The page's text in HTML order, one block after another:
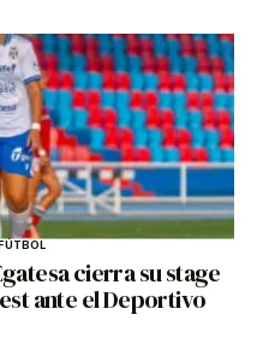
cierra su stage
ante el Deportivo